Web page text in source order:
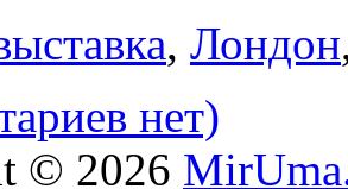
, Лондон
нет)
© 2026